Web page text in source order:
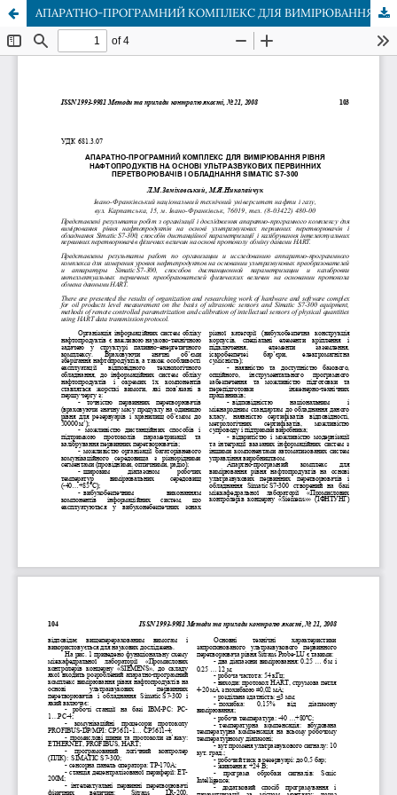
АПАРАТНО-ПРОГРАМНИЙ КОМПЛЕКС ДЛЯ ВИМІРЮВАННЯ РІВНЯ НАФТОПРОДУКТІВ НА ОСНОВІ УЛЬТРАЗВУКОВИХ ПЕРВИННИХ ПЕРЕТВОРЮВАЧІВ І ОБЛАДНАННЯ SIMATIC S7-300